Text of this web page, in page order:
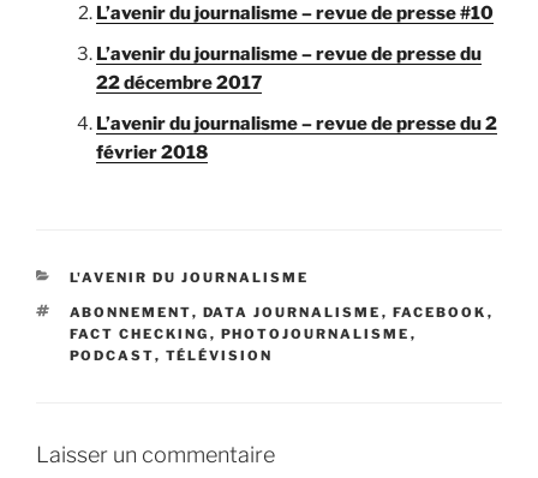
L’avenir du journalisme – revue de presse #10
L’avenir du journalisme – revue de presse du
22 décembre 2017
L’avenir du journalisme – revue de presse du 2
février 2018
C
T
É
G
E
L'AVENIR DU JOURNALISME
É
T
I
T
ABONNEMENT, DATA JOURNALISME , FACEBOOK ,
FACT CHECKING , PHOTOJOURNALISME ,
PODCAST, TÉLÉVISION
Laisser un commentaire